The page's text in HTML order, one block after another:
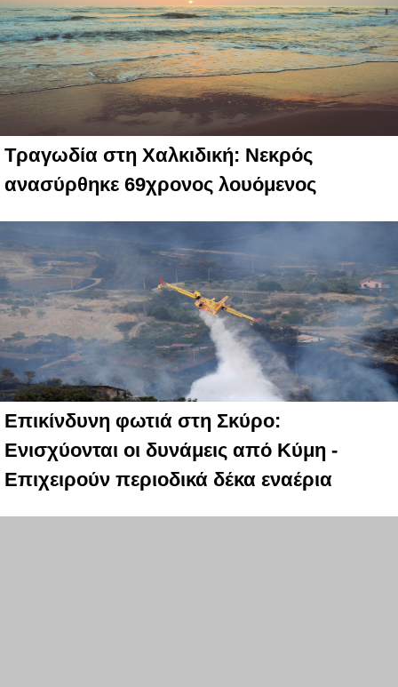
Τραγωδία στη Χαλκιδική: Νεκρός
ανασύρθηκε 69χρονος λουόμενος
Επικίνδυνη φωτιά στη Σκύρο:
Ενισχύονται οι δυνάμεις από Κύμη -
Επιχειρούν περιοδικά δέκα εναέρια